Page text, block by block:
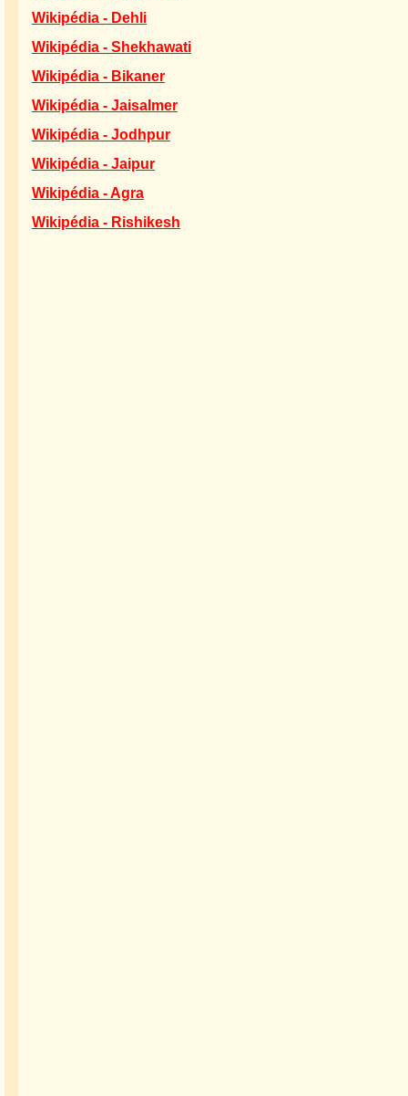
Wikipédia - Dehli
Wikipédia - Shekhawati
Wikipédia - Bikaner
Wikipédia - Jaisalmer
Wikipédia - Jodhpur
Wikipédia - Jaipur
Wikipédia - Agra
Wikipédia - Rishikesh